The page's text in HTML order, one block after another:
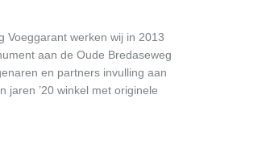
Voeggarant werken wij in 2013
aan de Oude Bredaseweg
en partners invulling aan
jaren ’20 winkel met originele